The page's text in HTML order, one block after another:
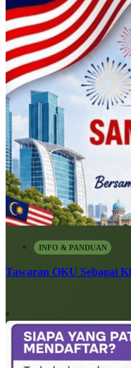
INFO & PANDUAN
Tawaran OKU Sebagai